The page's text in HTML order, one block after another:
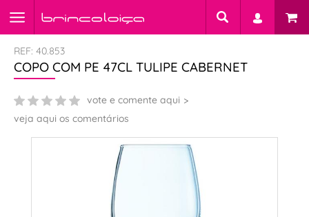
REF: 40.853
COPO COM PE 47CL TULIPE CABERNET
vote e comente aqui
veja aqui os comentários